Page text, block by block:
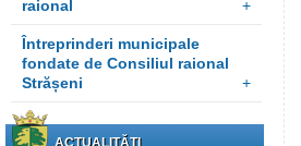
raional
+
Întreprinderi municipale
fondate de Consiliul raional
Strășeni
+
ACTUALITĂȚI